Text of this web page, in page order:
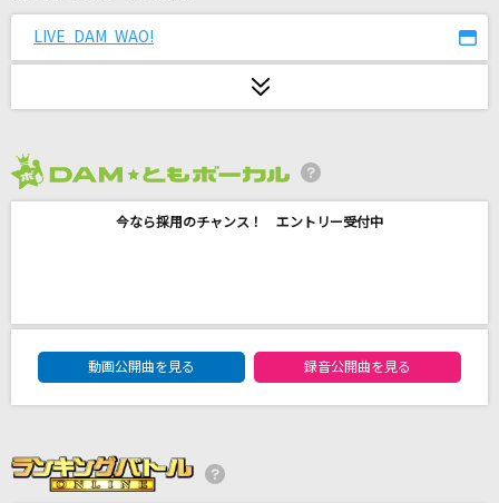
[生音]卒業
群青サバイバル
竹内力(RIKI)
LIVE DAM WAO!
今なら採用のチャンス！ エントリー受付中
DAM★ともボーカルエントリーランキング
動画公開曲を見る
録音公開曲を見る